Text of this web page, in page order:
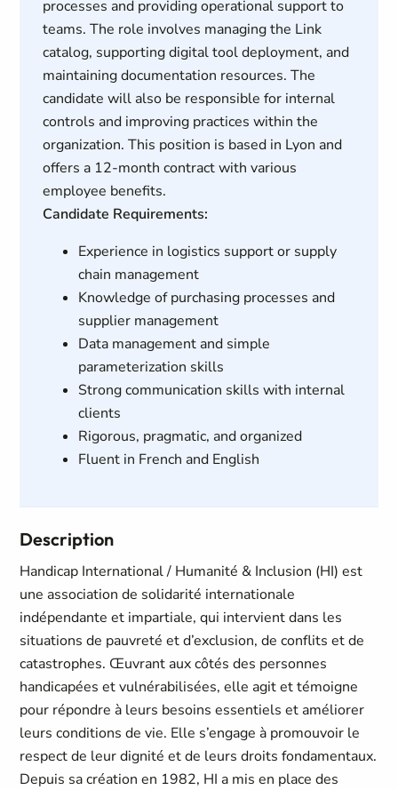
processes and providing operational support to
teams. The role involves managing the Link
catalog, supporting digital tool deployment, and
maintaining documentation resources. The
candidate will also be responsible for internal
controls and improving practices within the
organization. This position is based in Lyon and
offers a 12-month contract with various
employee benefits.
Candidate Requirements:
Experience in logistics support or supply
chain management
Knowledge of purchasing processes and
supplier management
Data management and simple
parameterization skills
Strong communication skills with internal
clients
Rigorous, pragmatic, and organized
Fluent in French and English
Description
Handicap International / Humanité & Inclusion (HI) est
une association de solidarité internationale
indépendante et impartiale, qui intervient dans les
situations de pauvreté et d’exclusion, de conflits et de
catastrophes. Œuvrant aux côtés des personnes
handicapées et vulnérabilisées, elle agit et témoigne
pour répondre à leurs besoins essentiels et améliorer
leurs conditions de vie. Elle s’engage à promouvoir le
respect de leur dignité et de leurs droits fondamentaux.
Depuis sa création en 1982, HI a mis en place des